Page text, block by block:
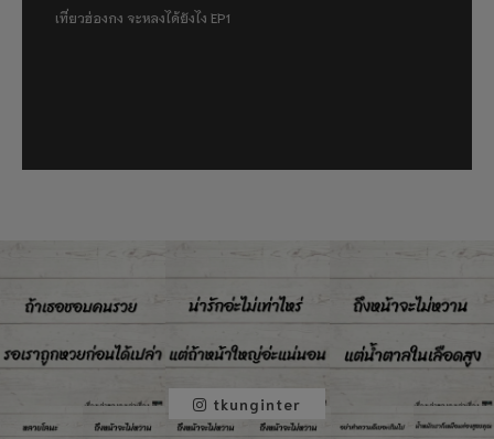
เที่ยวฮ่องกง จะหลงได้ยังไง EP1
tkunginter